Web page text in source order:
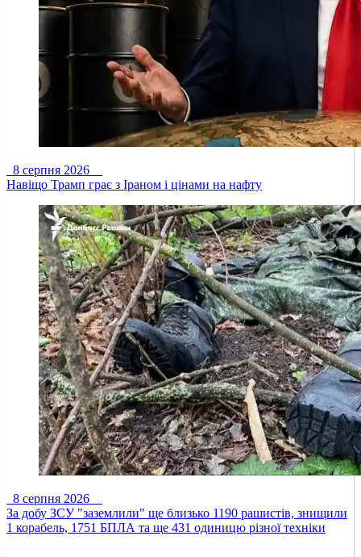
8 серпня 2026
Навіщо Трамп грає з Іраном і цінами на нафту
8 серпня 2026
За добу ЗСУ "заземлили" ще близько 1190 рашистів, знищили
1 корабель, 1751 БПЛА та ще 431 одиницю різної техніки